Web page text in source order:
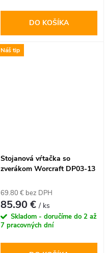
DO KOŠÍKA
Náš tip
Stojanová vŕtačka so
zverákom Worcraft DP03-13
69.80 € bez DPH
85.90 €/ ks
Skladom - doručíme do 2 až
7 pracovných dní